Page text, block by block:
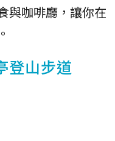
與咖啡廳，讓你在
登山步道